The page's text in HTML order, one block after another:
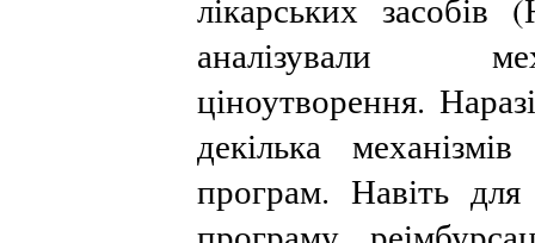
лікарських
аналізували
ціноутворення.
декілька
програм. Навіть